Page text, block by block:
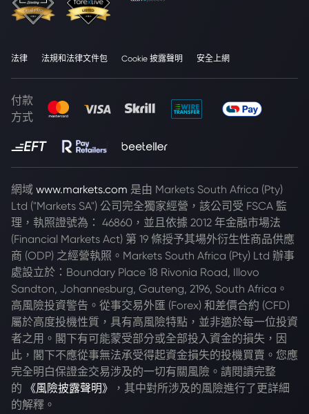
法律 法規和法律文件包 Cookie 披露聲明 安全上網
付款
方式
網域 www.markets.com 是由 Markets South Africa (Pty)
Ltd ("Markets SA") 公司完全獨家經營，該公司受 FSCA 監
理，執照證號為： 46860，並且依據 2012 年金融市場法
(Financial Markets Act) 第 19 條授予其場外衍生性商品供應
商 (ODP) 之經營執照。Markets South Africa (Pty) Ltd 辦事
處設立於：Boundary Place 18 Rivonia Road, Illovo
Sandton, Johannesburg, Gauteng, 2196, South Africa。
高風險投資警告。從事交易外匯 (Forex) 和差價合約 (CFD)
屬於高度投機性質，具有高風險特點，並非適於每一位投資
者之用。閣下有可能蒙受部分或全部投入資金的損失，因
此，閣下不應從事無法承受得起資金損失的投機買賣。您應
完全明白保證金交易涉及的一切有關風險。請閱讀完整
的
《風險披露聲明》
，其中對所涉及的風險進行了更詳細
的解釋。